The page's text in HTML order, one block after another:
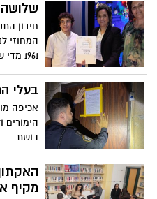
שלושה
חידון
המחוזי
1961
בעלי
אכיפה
בושת
מקיף